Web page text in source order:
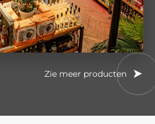
Zie meer producten